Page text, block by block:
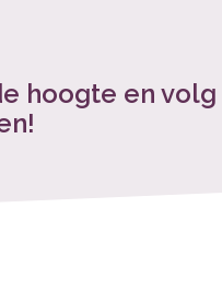
hoogte en